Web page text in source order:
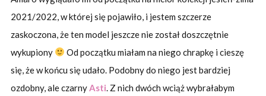
2021/2022, w której się pojawiło, i jestem szczerze
zaskoczona, że ten model jeszcze nie został doszczętnie
wykupiony
Od początku miałam na niego chrapkę i cieszę
się, że w końcu się udało. Podobny do niego jest bardziej
ozdobny, ale czarnyAsti. Z nich dwóch wciąż wybrałabym